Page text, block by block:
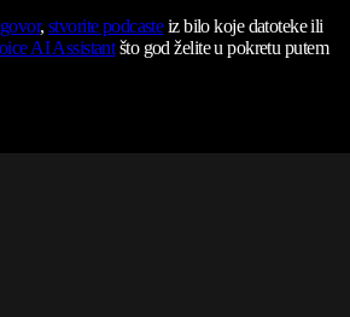
, stvorite podcasteiz bilo koje datoteke ili
AI Assistantšto god želite u pokretu putem